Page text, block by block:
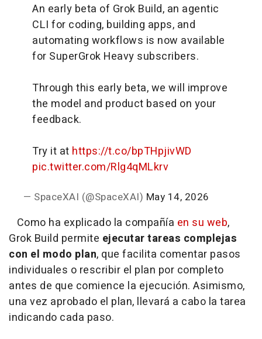
An early beta of Grok Build, an agentic
CLI for coding, building apps, and
automating workflows is now available
for SuperGrok Heavy subscribers.
Through this early beta, we will improve
the model and product based on your
feedback.
Try it at https://t.co/bpTHpjivWD
pic.twitter.com/Rlg4qMLkrv
— SpaceXAI (@SpaceXAI) May 14, 2026
Como ha explicado la compañía en su web,
Grok Build permite ejecutar tareas complejas
con el modo plan, que facilita comentar pasos
individuales o rescribir el plan por completo
antes de que comience la ejecución. Asimismo,
una vez aprobado el plan, llevará a cabo la tarea
indicando cada paso.